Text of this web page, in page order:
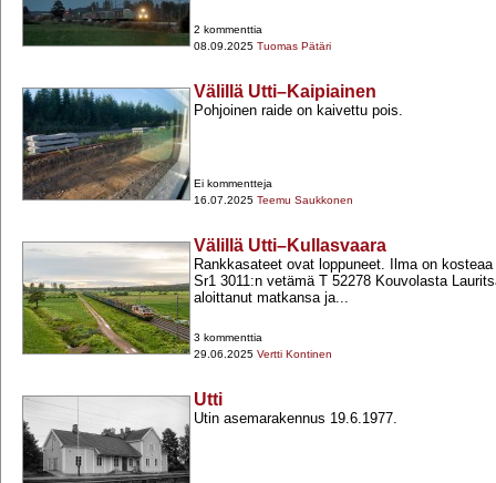
2 kommenttia
08.09.2025 Tuomas Pätäri
Välillä Utti–Kaipiainen
Pohjoinen raide on kaivettu pois.
Ei kommentteja
16.07.2025 Teemu Saukkonen
Välillä Utti–Kullasvaara
Rankkasateet ovat loppuneet. Ilma on
Sr1 3011:n vetämä T 52278 Kouvolasta
aloittanut matkansa ja...
3 kommenttia
29.06.2025 Vertti Kontinen
Utti
Utin asemarakennus 19.6.1977.